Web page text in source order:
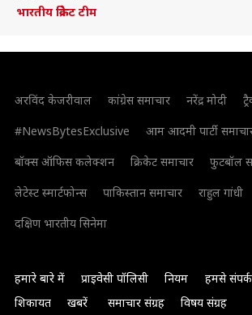
भारतीय क्रिकेट टीम
अरविंद केजरीवाल कांग्रेस समाचार नरेंद्र मोदी
#NewsBytesExclusive
आम आदमी पार्टी
बॉक्स ऑफिस कलेक्शन
क्रिकेट समाचार
फुटबॉल
लेटेस्ट स्मार्टफोन्स
पाकिस्तान समाचार राहुल गांधी
दक्षिण भारतीय सिनेमा
हमारे बारे में प्राइवेसी पॉलिसी नियम हमसे
शिकायत
खबरें समाचार संग्रह विषय संग्रह